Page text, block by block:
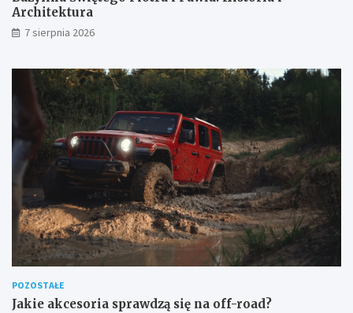
Architektura
7 sierpnia 2026
POZOSTAŁE
Jakie akcesoria sprawdzą się na off-road?